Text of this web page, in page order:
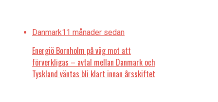
Danmark11 månader sedan
Energiö Bornholm på väg mot att
förverkligas – avtal mellan Danmark och
Tyskland väntas bli klart innan årsskiftet